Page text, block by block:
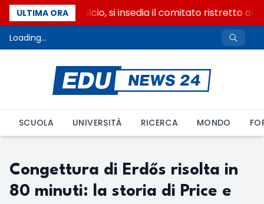
ULTIMA ORA
Riforma del calcio, si insedia il comitato ristretto al
Loading...
SCUOLA UNIVERSITÀ RICERCA MONDO
Congettura di Erdős risolta in
80 minuti: la storia di Price e